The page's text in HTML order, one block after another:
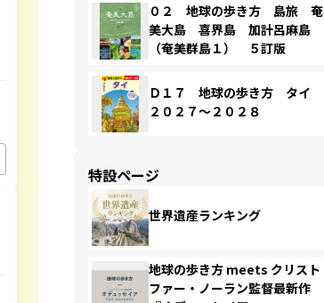
０２ 地球の歩き方 島旅 奄
美大島 喜界島 加計呂麻島
（奄美群島１） ５訂版
Ｄ１７ 地球の歩き方 タイ
２０２７～２０２８
特設ページ
世界遺産ランキング
地球の歩き方 meets クリスト
ファー・ノーラン監督最新作